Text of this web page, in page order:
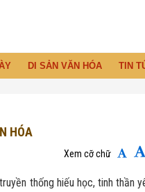
DI SẢN VĂN HÓA TIN
HÓA
Xem cỡ chữ
thống hiếu học, tinh thần